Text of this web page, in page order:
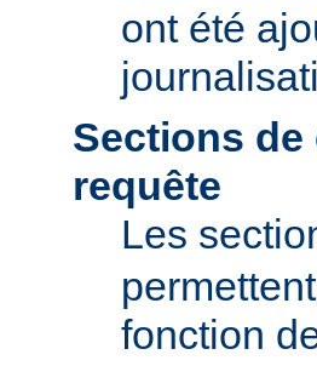
ont été
Sections
requête
Les
fonction